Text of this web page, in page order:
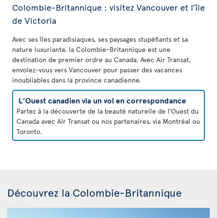
Colombie-Britannique : visitez Vancouver et l’île
de Victoria
Avec ses îles paradisiaques, ses paysages stupéfiants et sa
nature luxuriante, la Colombie-Britannique est une
destination de premier ordre au Canada. Avec Air Transat,
envolez-vous vers Vancouver pour passer des vacances
inoubliables dans la province canadienne.
L’Ouest canadien via un vol en correspondance
Partez à la découverte de la beauté naturelle de l’Ouest du
Canada avec Air Transat ou nos partenaires, via Montréal ou
Toronto.
Découvrez la Colombie-Britannique